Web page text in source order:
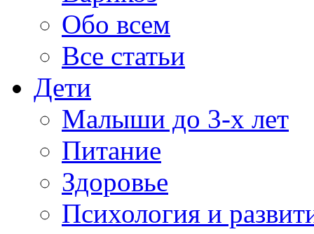
Обо всем
Все статьи
Дети
Малыши до 3-х лет
Питание
Здоровье
Психология и